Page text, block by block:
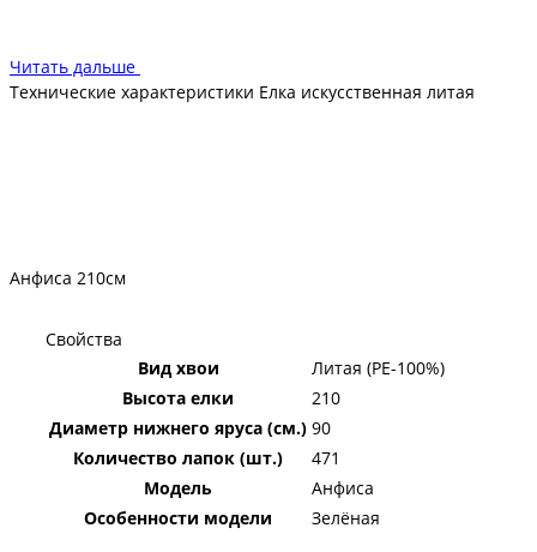
Читать дальше
Технические характеристики Елка искусственная литая
Анфиса 210см
Свойства
Вид хвои
Литая (PE-100%)
Высота елки
210
Диаметр нижнего яруса (см.) 90
Количество лапок (шт.)
471
Модель
Анфиса
Особенности модели
Зелёная